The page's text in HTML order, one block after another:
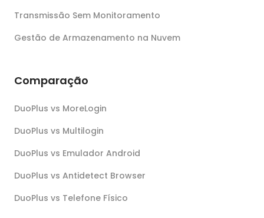
Transmissão Sem Monitoramento
Gestão de Armazenamento na Nuvem
Comparação
DuoPlus vs MoreLogin
DuoPlus vs Multilogin
DuoPlus vs Emulador Android
DuoPlus vs Antidetect Browser
DuoPlus vs Telefone Físico